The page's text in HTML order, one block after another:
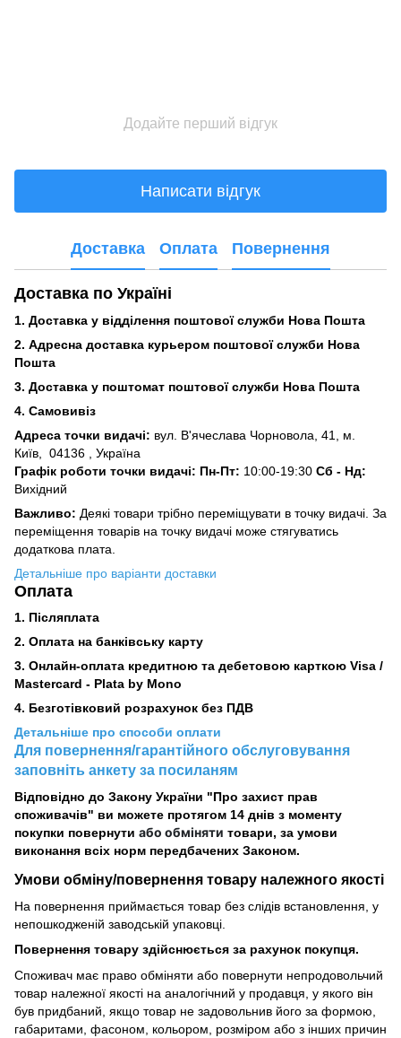
Додайте перший відгук
Написати відгук
Доставка Оплата Повернення
Доставка по Україні
1. Доставка у відділення поштової служби Нова Пошта
2. Адресна доставка курьером поштової служби Нова
Пошта
3. Доставка у поштомат поштової служби Нова Пошта
4. Самовивіз
Адреса точки видачі: вул. В'ячеслава Чорновола, 41, м.
Київ,
04136 , Україна
Графік роботи точки видачі: Пн-Пт: 10:00-19:30 Сб - Нд:
Вихідний
Важливо: Деякі товари трібно переміщувати в точку видачі. За
переміщення товарів на точку видачі може стягуватись
додаткова плата.
Детальніше про варіанти доставки
Оплата
1. Післяплата
2. Оплата на банківську карту
3. Онлайн-оплата кредитною та дебетовою карткою Visa /
Mastercard - Plata by Mono
4. Безготівковий розрахунок без ПДВ
Детальніше про способи оплати
Для повернення/гарантійного обслуговування
заповніть анкету за посиланям
Відповідно до Закону України "Про захист прав
споживачів" ви можете протягом 14 днів з моменту
покупки повернути або обміняти товари, за умови
виконання всіх норм передбачених Законом.
Умови обміну/повернення товару належного якості
На повернення приймається товар без слідів встановлення, у
непошкодженій заводській упаковці.
Повернення товару здійснюється за рахунок покупця.
Споживач має право обміняти або повернути непродовольчий
товар належної якості на аналогічний у продавця, у якого він
був придбаний, якщо товар не задовольнив його за формою,
габаритами, фасоном, кольором, розміром або з інших причин